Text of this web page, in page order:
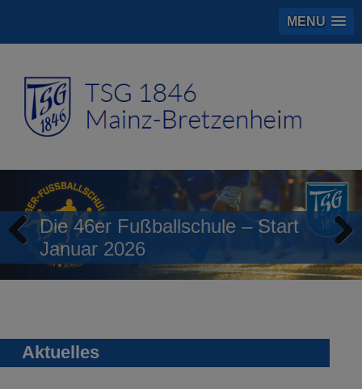
MENU
Die 46er Fußballschule – Start
Januar 2026
Previous
Aktuelles